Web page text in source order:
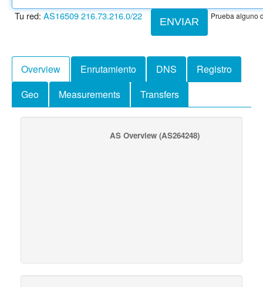
ENVIAR
Tu red: AS16509216.73.216.0/22 Prueba alguno
Overview Enrutamiento DNS
Registro
Geo
Measurements Transfers
AS Overview (AS264248)